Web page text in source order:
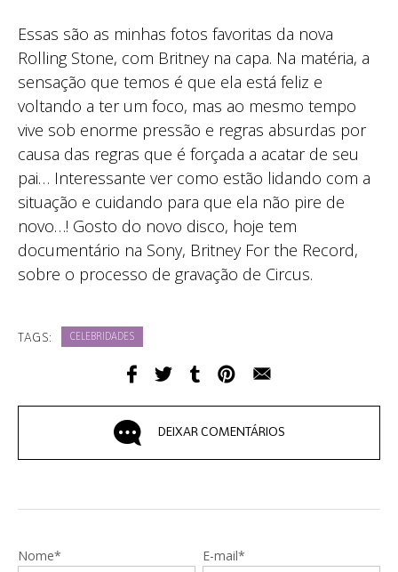
Essas são as minhas fotos favoritas da nova
Rolling Stone, com Britney na capa. Na matéria, a
sensação que temos é que ela está feliz e
voltando a ter um foco, mas ao mesmo tempo
vive sob enorme pressão e regras absurdas por
causa das regras que é forçada a acatar de seu
pai… Interessante ver como estão lidando com a
situação e cuidando para que ela não pire de
novo…! Gosto do novo disco, hoje tem
documentário na Sony, Britney For the Record,
sobre o processo de gravação de Circus.
TAGS: CELEBRIDADES
DEIXAR COMENTÁRIOS
Nome* E-mail*